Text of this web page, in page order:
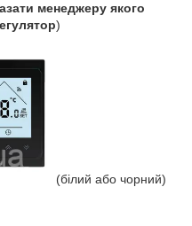
менеджеру якого
)
(білий або чорний)